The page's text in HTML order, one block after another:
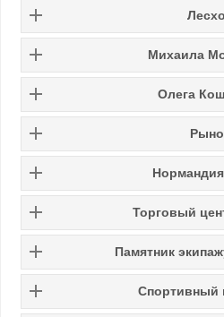
Михаила
Олега
Торговый
Памятник
Спортивный